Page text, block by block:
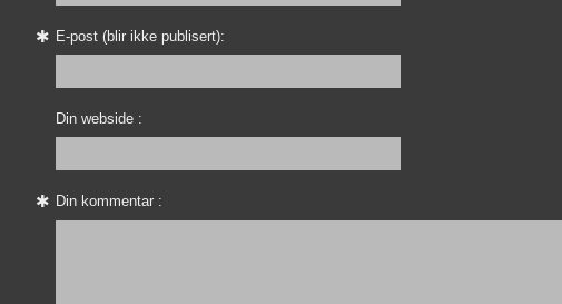
E-post (blir ikke publisert):
Din webside :
Din kommentar :